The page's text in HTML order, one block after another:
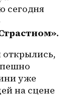
сегодня
.
открылись,
уже
на сцене